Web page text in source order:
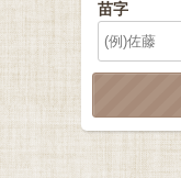
苗字